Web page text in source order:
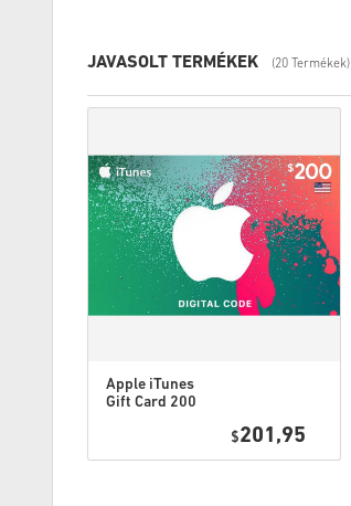
JAVASOLT TERMÉKEK (20 Termékek)
Apple iTunes
Gift Card 200
$201,95